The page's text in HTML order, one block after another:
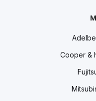
Cooper &